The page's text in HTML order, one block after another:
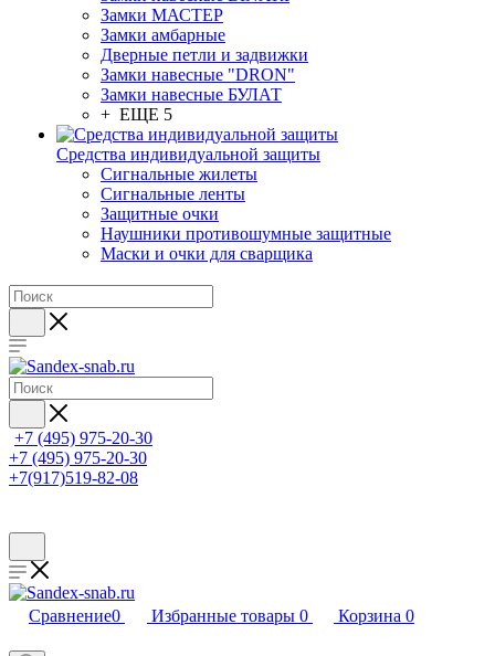
Замки МАСТЕР
Замки амбарные
Дверные петли и задвижки
Замки навесные "DRON"
Замки навесные БУЛАТ
+ ЕЩЕ 5
Средства индивидуальной защиты
Сигнальные жилеты
Сигнальные ленты
Защитные очки
Наушники противошумные защитные
Маски и очки для сварщика
+7 (495) 975-20-30
+7 (495) 975-20-30
+7(917)519-82-08
Сравнение0 Избранные товары 0 Корзина 0